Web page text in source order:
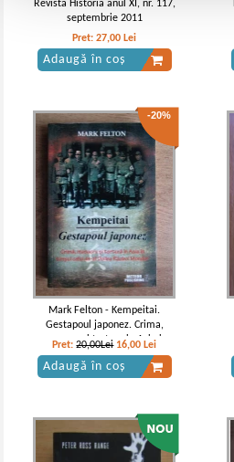
Revista Historia anul XI, nr. 117,
septembrie 2011
Pret:27,00 Lei
Adaugă în coș
-20%
Mark Felton - Kempeitai.
Gestapoul japonez. Crima,
masacru si tortura in Asia in
timpul celui de-al Doilea Razboi
Mondial
Pret:20,00Lei 16,00 Lei
Adaugă în coș